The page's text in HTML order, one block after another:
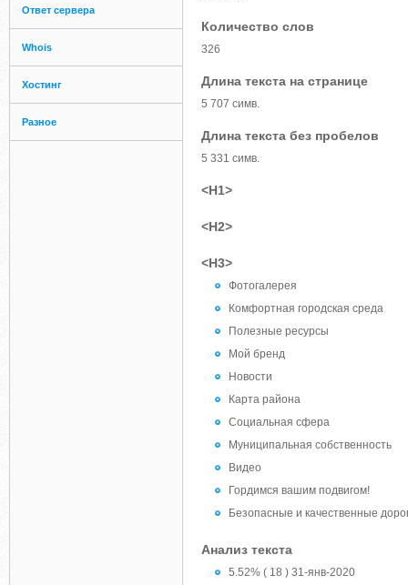
Ответ сервера
Whois
Хостинг
Разное
Количество слов
326
Длина текста на странице
5 707 симв.
Длина текста без пробелов
5 331 симв.
<H1>
<H2>
<H3>
Фотогалерея
Комфортная городская среда
Полезные ресурсы
Мой бренд
Новости
Карта района
Социальная сфера
Муниципальная собственность
Видео
Гордимся вашим подвигом!
Безопасные и качественные
Анализ текста
5.52% ( 18 ) 31-янв-2020